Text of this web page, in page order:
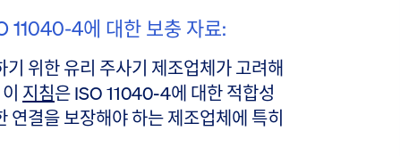
11040-4에 대한 보충 자료:
위한 유리 주사기 제조업체가 고려해
지침은 ISO 11040-4에 대한 적합성
결을 보장해야 하는 제조업체에 특히